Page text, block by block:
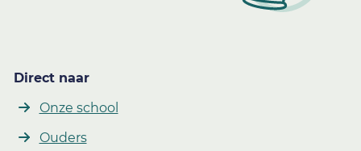
Direct naar
Onze school
Ouders